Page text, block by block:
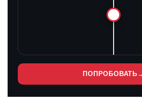
ПОПРОБОВАТЬ